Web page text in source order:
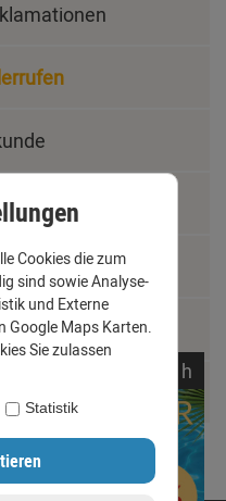
h
Cookies die zum
sind sowie Analyse-
und Externe
Google Maps Karten.
Sie zulassen
Statistik